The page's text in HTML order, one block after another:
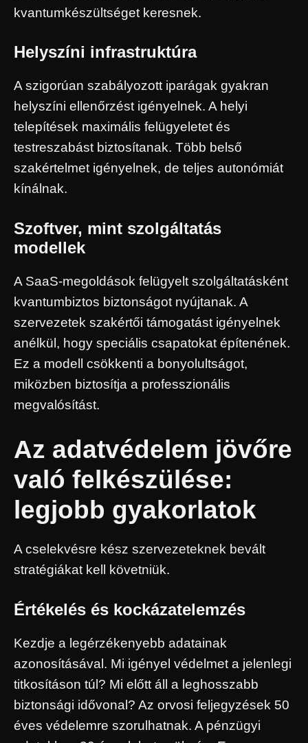
kvantumkészültséget keresnek.
Helyszíni infrastruktúra
A szigorúan szabályozott iparágak gyakran
helyszíni ellenőrzést igényelnek. A helyi
telepítések maximális felügyeletet és
testreszabást biztosítanak. Több belső
szakértelmet igényelnek, de teljes autonómiát
kínálnak.
Szoftver, mint szolgáltatás
modellek
A SaaS-megoldások felügyelt szolgáltatásként
kvantumbiztos biztonságot nyújtanak. A
szervezetek szakértői támogatást igényelnek
anélkül, hogy speciális csapatokat építenének.
Ez a modell csökkenti a bonyolultságot,
miközben biztosítja a professzionális
megvalósítást.
Az adatvédelem jövőre
való felkészülése:
legjobb gyakorlatok
A cselekvésre kész szervezeteknek bevált
stratégiákat kell követniük.
Értékelés és kockázatelemzés
Kezdje a legérzékenyebb adatainak
azonosításával. Mi igényel védelmet a jelenlegi
titkosításon túl? Mi előtt áll a leghosszabb
biztonsági idővonal? Az orvosi feljegyzések 50
éves védelemre szorulhatnak. A pénzügyi